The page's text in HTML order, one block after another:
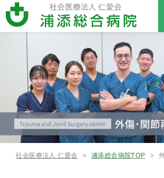
介
病院紹介
病院⾧あ
いさつ
当院につ
いて
病院
の公
新病院建
適格請求
ご利用
案内
ご利用案内
外来受診
の方へ
救急外来
受診の方
へ
入院
見舞
方へ
診療科
紹介
診療科紹介
救命救急
センター
呼吸器内
科
病院
内科
循環器内
神経内科
糖尿
部
部署紹介
看護部 薬剤部
臨床
部
栄養管理
リハビリ
ME科
地域医療連携
医療連携
について
医療機関
からの紹
介につい
て
連携
機関
案内
社会医療法人 仁愛会 > 浦添総合病院TOP >